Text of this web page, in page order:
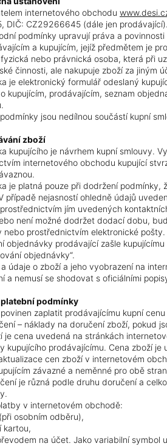
internetového obchodu
, DIČ: CZ29266645 (dále jen prodávající).
podmínky upravují práva a
a kupujícím, jejíž předmětem je
nebo právnická osoba, která při
činnosti, ale nakupuje zboží za jiným
je elektronický formulář odeslaný
kupujícím, prodávajícím, seznam
jsou nedílnou součástí kupní
zboží
kupujícího je návrhem kupní smlouvy.
internetového obchodu kupující
je platná pouze při dodržení
případě nejasností ohledně údajů
jím uvedených
není možné dodržet dodací dobu,
nebo prostřednictvím elektronické
objednávky prodávající zašle
objednávky“.
údaje o zboží a jeho vyobrazení na
a nemusí se shodovat s oficiálními
platební podmínky
zaplatit prodávajícímu kupní
– náklady na doručení zboží, pokud
je cena uvedená na stránkách
kupujícího prodávajícímu. Cena zboží
cen zboží v internetovém
závazné a neměnné pro obě
je různá podle druhu doručení a
v internetovém obchodě:
osobním odběru),
kartou,
na účet. Jako variabilní symbol